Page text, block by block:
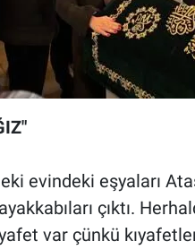
evindeki eşyaları
çıktı.
var çünkü